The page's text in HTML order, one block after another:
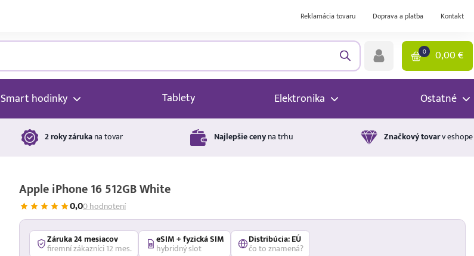
Reklamácia tovaru Doprava a platba Kontakt
0 0,00€
Smart hodinky Tablety Elektronika Ostatné
2 roky zárukana tovar Najlepšie cenyna trhu Značkový tovarv eshope
Apple iPhone 16 512GB White
0,00 hodnotení
Záruka 24 mesiacov
firemní zákazníci 12 mes.
eSIM + fyzická SIM
hybridný slot
Distribúcia: EÚ
čo to znamená?